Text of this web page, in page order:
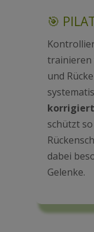
🎯
trainieren
und
korrigiert
schützt
dabei
Gelenke.